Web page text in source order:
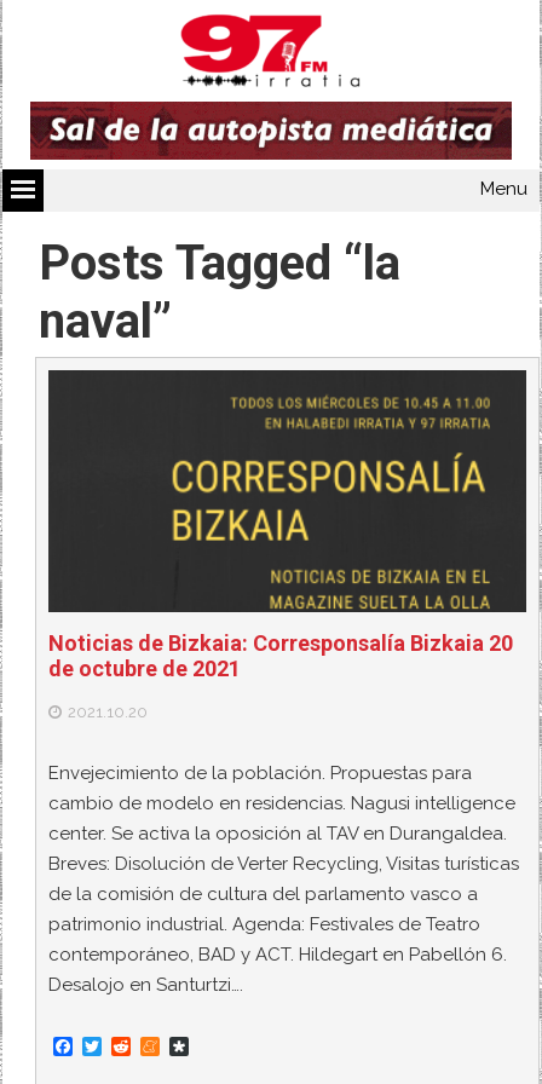
Menu
Posts Tagged “la
naval”
Noticias de Bizkaia: Corresponsalía Bizkaia 20
de octubre de 2021
2021.10.20
Envejecimiento de la población. Propuestas para
cambio de modelo en residencias. Nagusi intelligence
center. Se activa la oposición al TAV en Durangaldea.
Breves: Disolución de Verter Recycling, Visitas turísticas
de la comisión de cultura del parlamento vasco a
patrimonio industrial. Agenda: Festivales de Teatro
contemporáneo, BAD y ACT. Hildegart en Pabellón 6.
Desalojo en Santurtzi….
F
T
R
M